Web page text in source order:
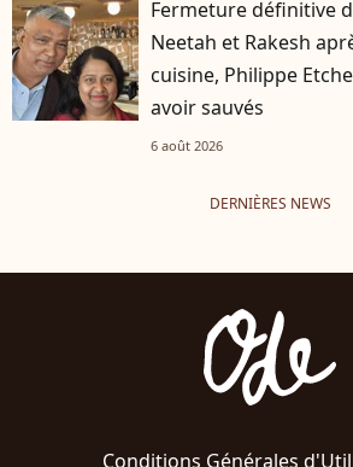
Fermeture définitive
Neetah et Rakesh
cuisine, Philippe
avoir sauvés
6 août 2026
DERNIÈRES NEWS
Conditions Générales